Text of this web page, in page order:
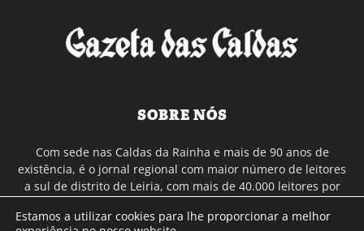
SOBRE NÓS
Com sede nas Caldas da Rainha e mais de 90 anos de
existência, é o jornal regional com maior número de leitores
a sul de distrito de Leiria, com mais de 40.000 leitores por
Continental e assinatura online.
Estamos a utilizar cookies para lhe proporcionar a melhor